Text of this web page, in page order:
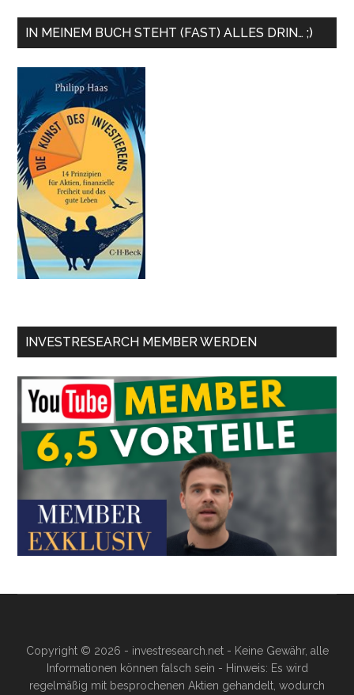
IN MEINEM BUCH STEHT (FAST) ALLES DRIN… ;)
INVESTRESEARCH MEMBER WERDEN
Copyright © 2026 - investresearch.net - Keine Gewähr, alle
Informationen können falsch sein - Hinweis: Es wird
regelmäßig mit besprochenen Aktien gehandelt, wodurch